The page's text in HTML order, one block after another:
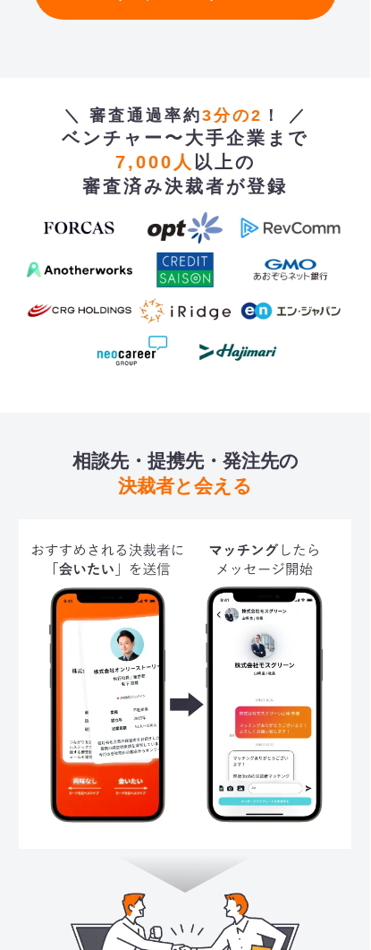
＼ 審査通過率約3分の2 ！ ／
ベンチャー〜大手企業まで
7,000人 以上の
審査済み決裁者が登録
相談先・提携先・発注先の
決裁者と会える